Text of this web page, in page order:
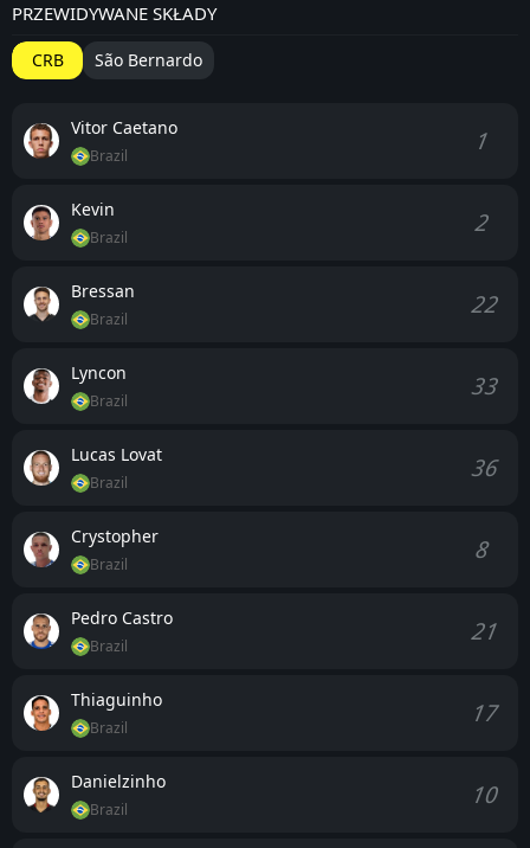
PRZEWIDYWANE SKŁADY
CRB São Bernardo
Vitor Caetano
Brazil 1
Kevin
Brazil 2
Bressan
Brazil 22
Lyncon
Brazil 33
Lucas Lovat
Brazil 36
Crystopher
Brazil 8
Pedro Castro
Brazil 21
Thiaguinho
Brazil 17
Danielzinho
Brazil 10